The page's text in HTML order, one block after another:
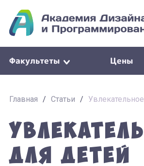
Факультеты Цены
Главная / Статьи /
для детей